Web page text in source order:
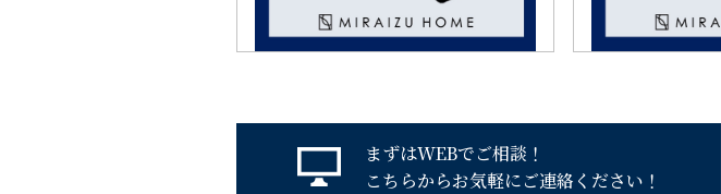
まずはWEBでご相談！
こちらからお気軽にご連絡ください！